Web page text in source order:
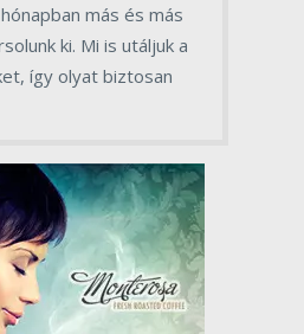
más és más
ki. Mi is utáljuk a
így olyat biztosan